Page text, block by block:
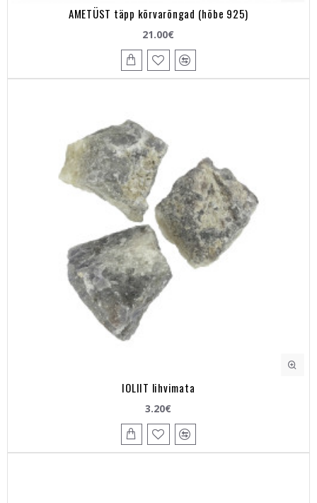
AMETÜST täpp kõrvarõngad (hõbe 925)
21.00€
IOLIIT lihvimata
3.20€